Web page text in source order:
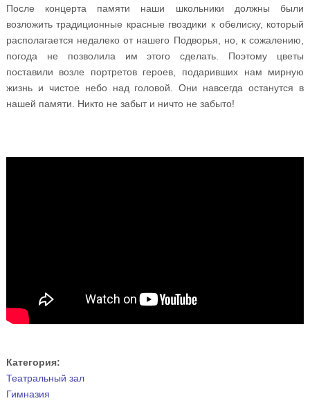
После концерта памяти наши школьники должны были
возложить традиционные красные гвоздики к обелиску, который
располагается недалеко от нашего Подворья, но, к сожалению,
погода не позволила им этого сделать. Поэтому цветы
поставили возле портретов героев, подаривших нам мирную
жизнь и чистое небо над головой. Они навсегда останутся в
нашей памяти. Никто не забыт и ничто не забыто!
Категория:
Театральный зал
Гимназия